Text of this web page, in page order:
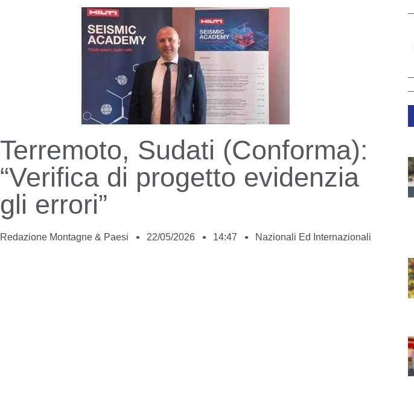
Terremoto, Sudati (Conforma):
“Verifica di progetto evidenzia
gli errori”
Redazione Montagne & Paesi 22/05/2026 14:47 Nazionali Ed Internazionali